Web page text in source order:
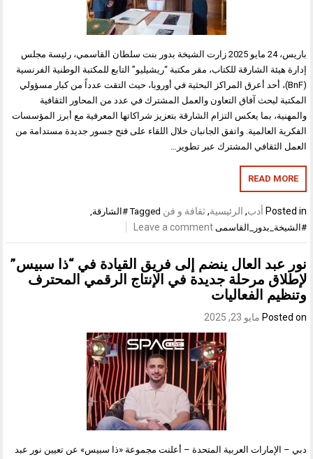
باريس، 24 مايو 2025 زارت الشيخة بدور بنت سلطان القاسمي، رئيسة مجلس
إدارة هيئة الشارقة للكتاب، مقر مكتبة “ريشيليو” التابع للمكتبة الوطنية الفرنسية
(BnF)، أحد أعرق المراكز البحثية في أوروبا، حيث التقت عدداً من كبار مسؤولي
المكتبة لبحث آفاق التعاون والعمل المشترك في عدد من المحاور الثقافية
والمهنية، بما يعكس التزام الشارقة بتعزيز شراكاتها المعرفية مع أبرز المؤسسات
الفكرية العالمية. واتفق الجانبان خلال اللقاء على فتح جسور جديدة مستدامة من
العمل الثقافي المشترك عبر تطوير…
READ MORE
Posted in أدب, الرئيسية,ثقافة و فن Tagged #الشارقة
#الشيخة_بدور_القاسمى Leave a comment
نور عبد العال ينضم إلى فريق القيادة في “ذا سبيس”
لإطلاق مرحلة جديدة في الإنتاج الرقمي المحترف
وتنظيم الفعاليات
Posted on مايو 23, 2025
دبي – الإمارات العربية المتحدة – أعلنت مجموعة «ذا سبيس» عن تعيين نور عبد